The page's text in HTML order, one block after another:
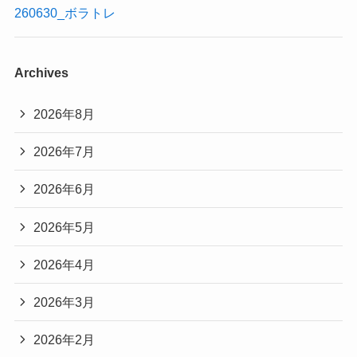
260630_ボラトレ
Archives
2026年8月
2026年7月
2026年6月
2026年5月
2026年4月
2026年3月
2026年2月